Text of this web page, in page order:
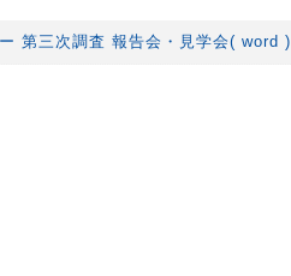
第三次調査 報告会・見学会( word )